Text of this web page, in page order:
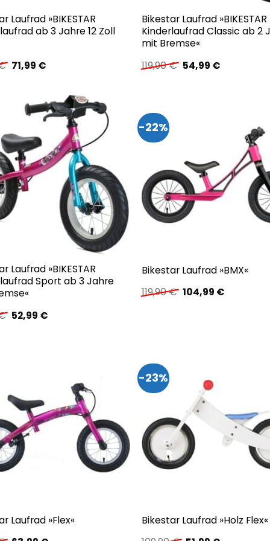
Laufrad »BIKESTAR
ab 3 Jahre 12 Zoll
Ursprünglicher
Preis
71,99 €Aktueller
71,99 €.
Bikestar Laufrad »BIKESTAR
Kinderlaufrad Classic ab 2
mit Bremse«
119,90€ Ursprünglicher
Preis
54,99 €Aktueller
Laufrad »BIKESTAR
Sport ab 3 Jahre
Ursprünglicher
Preis
52,99 €Aktueller
-22%
Bikestar Laufrad »BMX«
119,90€ Ursprünglicher
Preis
104,99 €Aktueller
Laufrad »Flex«
-23%
Bikestar Laufrad »Holz Flex«